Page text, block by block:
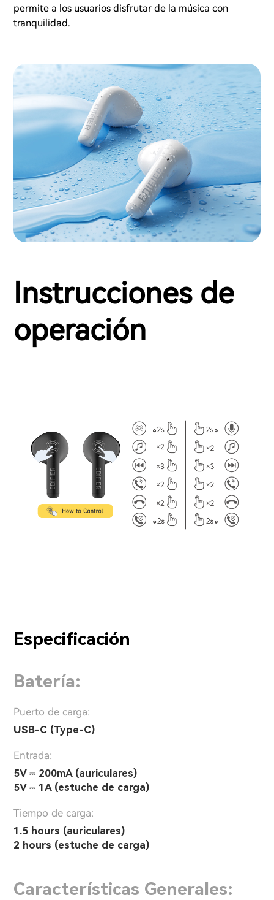
permite a los usuarios disfrutar de la música con
tranquilidad.
Instrucciones de
operación
Especificación
Batería:
Puerto de carga:
USB-C (Type-C)
Entrada:
5V ⎓ 200mA (auriculares)
5V ⎓ 1A (estuche de carga)
Tiempo de carga:
1.5 hours (auriculares)
2 hours (estuche de carga)
Características Generales: